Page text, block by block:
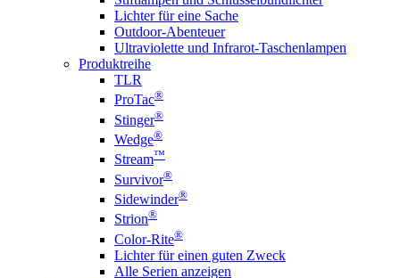
Lichter für eine Sache
Outdoor-Abenteuer
Ultraviolette und Infrarot-Taschenlampen
Produktreihe
TLR
ProTac®
Stinger®
Wedge®
Stream™
Survivor®
Sidewinder®
Strion®
Color-Rite®
Lichter für einen guten Zweck
Alle Serien anzeigen